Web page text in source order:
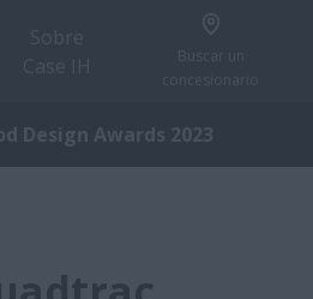
Design Awards 2023